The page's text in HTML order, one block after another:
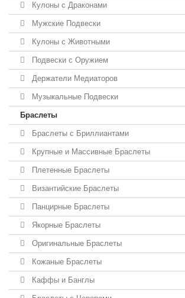
Кулоны с Драконами
Мужские Подвески
Кулоны с Животными
Подвески с Оружием
Держатели Медиаторов
Музыкальные Подвески
Браслеты
Браслеты с Бриллиантами
Крупные и Массивные Браслеты
Плетенные Браслеты
Византийские Браслеты
Панцирные Браслеты
Якорные Браслеты
Оригинальные Браслеты
Кожаные Браслеты
Каффы и Банглы